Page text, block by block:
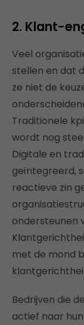
2. Klant-
Veel
stellen en dat
ze niet de
Traditionele
wordt nog
Digitale en
geïntegreerd,
reactieve zin
ondersteunen
met de mond
Bedrijven die
actief naar